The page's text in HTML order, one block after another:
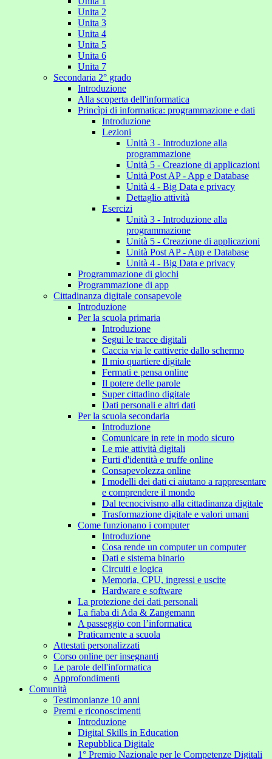
Unita 2
Unita 3
Unita 4
Unita 5
Unita 6
Unita 7
Secondaria 2° grado
Introduzione
Alla scoperta dell'informatica
Princìpi di informatica: programmazione e dati
Introduzione
Lezioni
Unità 3 - Introduzione alla
programmazione
Unità 5 - Creazione di applicazioni
Unità Post AP - App e Database
Unità 4 - Big Data e privacy
Dettaglio attività
Esercizi
Unità 3 - Introduzione alla
programmazione
Unità 5 - Creazione di applicazioni
Unità Post AP - App e Database
Unità 4 - Big Data e privacy
Programmazione di giochi
Programmazione di app
Cittadinanza digitale consapevole
Introduzione
Per la scuola primaria
Introduzione
Segui le tracce digitali
Caccia via le cattiverie dallo schermo
Il mio quartiere digitale
Fermati e pensa online
Il potere delle parole
Super cittadino digitale
Dati personali e altri dati
Per la scuola secondaria
Introduzione
Comunicare in rete in modo sicuro
Le mie attività digitali
Furti d'identità e truffe online
Consapevolezza online
I modelli dei dati ci aiutano a rappresentare
e comprendere il mondo
Dal tecnocivismo alla cittadinanza digitale
Trasformazione digitale e valori umani
Come funzionano i computer
Introduzione
Cosa rende un computer un computer
Dati e sistema binario
Circuiti e logica
Memoria, CPU, ingressi e uscite
Hardware e software
La protezione dei dati personali
La fiaba di Ada & Zangemann
A passeggio con l’informatica
Praticamente a scuola
Attestati personalizzati
Corso online per insegnanti
Le parole dell'informatica
Approfondimenti
Comunità
Testimonianze 10 anni
Premi e riconoscimenti
Introduzione
Digital Skills in Education
Repubblica Digitale
1° Premio Nazionale per le Competenze Digitali